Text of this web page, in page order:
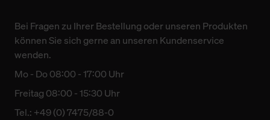
Bei Fragen zu Ihrer Bestellung oder unseren Produkten
können Sie sich gerne an unseren Kundenservice
wenden.
Mo - Do 08:00 - 17:00 Uhr
Freitag 08:00 - 15:30 Uhr
Tel.: +49 (0) 7475/88-0